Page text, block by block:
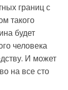
границ с
такого
будет
человека
И может
на все сто